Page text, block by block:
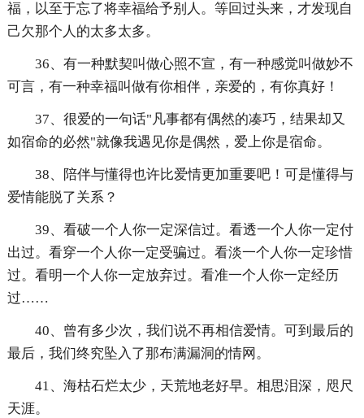
福，以至于忘了将幸福给予别人。等回过头来，才发现自
己欠那个人的太多太多。
36、有一种默契叫做心照不宣，有一种感觉叫做妙不
可言，有一种幸福叫做有你相伴，亲爱的，有你真好！
37、很爱的一句话"凡事都有偶然的凑巧，结果却又
如宿命的必然"就像我遇见你是偶然，爱上你是宿命。
38、陪伴与懂得也许比爱情更加重要吧！可是懂得与
爱情能脱了关系？
39、看破一个人你一定深信过。看透一个人你一定付
出过。看穿一个人你一定受骗过。看淡一个人你一定珍惜
过。看明一个人你一定放弃过。看准一个人你一定经历
过……
40、曾有多少次，我们说不再相信爱情。可到最后的
最后，我们终究坠入了那布满漏洞的情网。
41、海枯石烂太少，天荒地老好早。相思泪深，咫尺
天涯。